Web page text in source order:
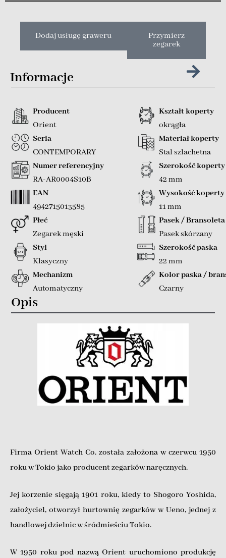
Dodaj usługę graweru
Przymierz
zegarek
Informacje
Producent
Orient
Seria
CONTEMPORARY
Numer referencyjny
RA-AR0004S10B
EAN
4942715013585
Płeć
Zegarek męski
Styl
Klasyczny
Mechanizm
Automatyczny
Kształt koperty
okrągła
Materiał koperty
Stal szlachetna
Szerokość koperty
42 mm
Wysokość koperty
11 mm
Pasek / Bransoleta
Pasek skórzany
Szerokość paska
22 mm
Kolor paska /
Czarny
Opis
Firma Orient Watch Co. została założona w czerwcu 1950
roku w Tokio jako producent zegarków naręcznych.
Jej korzenie sięgają 1901 roku, kiedy to Shogoro Yoshida,
założyciel, otworzył hurtownię zegarków w Ueno, jednej z
handlowej dzielnic w śródmieściu Tokio.
W 1950 roku pod nazwą Orient uruchomiono produkcję